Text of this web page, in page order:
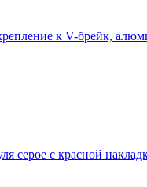
к V-брейк,
серое с красной